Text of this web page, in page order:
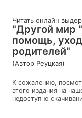
Читать онлайн
"Другой мир
помощь,
родителей"
(Автор Реуцкая)
К сожалению,
этого издания на
недоступно